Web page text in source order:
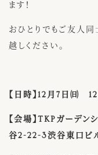
ます！
おひとりでもご友人同
越しください。
【日時】12月7日㈰
【会場】TKPガーデ
谷2-22-3渋谷東口ビ